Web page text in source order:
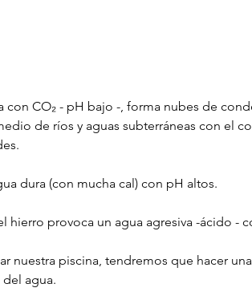
con CO₂ - pH bajo -, forma nubes de
de ríos y aguas subterráneas con el
dura (con mucha cal) con pH altos.
provoca un agua agresiva -ácido -
nuestra piscina, tendremos que hacer
agua.